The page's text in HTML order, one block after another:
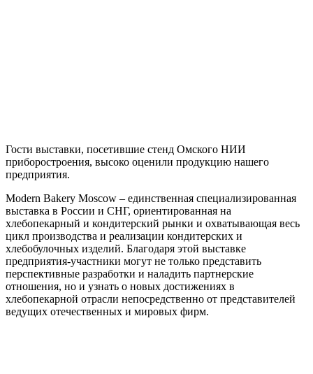
Гости выставки, посетившие стенд Омского НИИ
приборостроения, высоко оценили продукцию нашего
предприятия.
Modern Bakery Moscow – единственная специализированная
выставка в России и СНГ, ориентированная на
хлебопекарный и кондитерский рынки и охватывающая весь
цикл производства и реализации кондитерских и
хлебобулочных изделий. Благодаря этой выставке
предприятия-участники могут не только представить
перспективные разработки и наладить партнерские
отношения, но и узнать о новых достижениях в
хлебопекарной отрасли непосредственно от представителей
ведущих отечественных и мировых фирм.